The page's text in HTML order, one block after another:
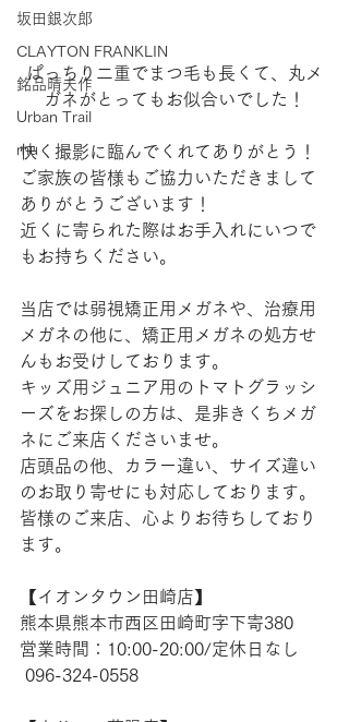
坂田銀次郎
CLAYTON FRANKLIN
銘品晴夫作
Urban Trail
mu
ぱっちり二重でまつ毛も長くて、丸メ
ガネがとってもお似合いでした！
快く撮影に臨んでくれてありがとう！
ご家族の皆様もご協力いただきまして
ありがとうございます！
近くに寄られた際はお手入れにいつで
もお持ちください。
当店では弱視矯正用メガネや、治療用
メガネの他に、矯正用メガネの処方せ
んもお受けしております。
キッズ用ジュニア用のトマトグラッシ
ーズをお探しの方は、是非きくちメガ
ネにご来店くださいませ。
店頭品の他、カラー違い、サイズ違い
のお取り寄せにも対応しております。
皆様のご来店、心よりお待ちしており
ます。
【​イオンタウン田崎店】
熊本県熊本市西区田崎町字下寄380
営業時間：10:00-20:00/定休日なし
096-324-0558